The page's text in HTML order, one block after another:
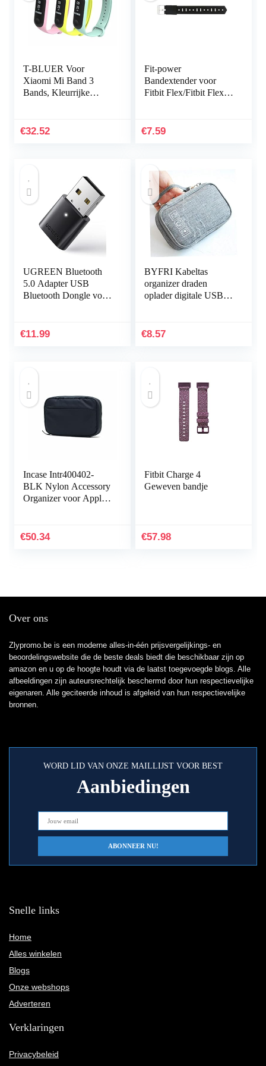
T-BLUER Voor
Xiaomi Mi Band 3
Bands, Kleurrijke
Mi Band 3/Mi Band 4
€32.52
Fit-power
Bandextender voor
Fitbit Flex/Fitbit Flex
voor grotere polsen
€7.59
UGREEN Bluetooth
5.0 Adapter USB
Bluetooth Dongle voor
Compatibel met
€11.99
BYFRI Kabeltas
organizer draden
oplader digitale USB
hoofdtelefoondoos
€8.57
Incase Intr400402-
BLK Nylon Accessory
Organizer voor Apple
zwart [sorteren en…
€50.34
Fitbit Charge 4
Geweven bandje
€57.98
Over ons
Zlypromo.be is een moderne alles-in-één prijsvergelijkings- en
beoordelingswebsite die de beste deals biedt die beschikbaar zijn op
amazon en u op de hoogte houdt via de laatst toegevoegde blogs. Alle
afbeeldingen zijn auteursrechtelijk beschermd door hun respectievelijke
eigenaren. Alle geciteerde inhoud is afgeleid van hun respectievelijke
bronnen.
WORD LID VAN ONZE MAILLIJST VOOR BEST
Aanbiedingen
Snelle links
Home
Alles winkelen
Blogs
Onze webshops
Adverteren
Verklaringen
Privacybeleid